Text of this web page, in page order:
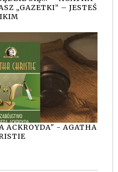
„GAZETKI” – JESTEŚ
ACKROYDA" - AGATHA